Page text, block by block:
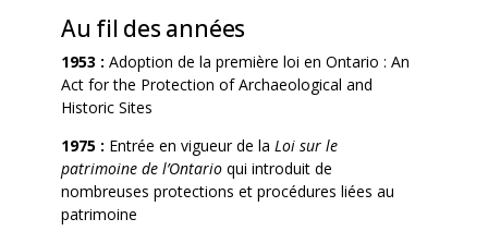
Au fil des années
1953 : Adoption de la première loi en Ontario : An
Act for the Protection of Archaeological and
Historic Sites
1975 : Entrée en vigueur de la Loi sur le
patrimoine de l’Ontarioqui introduit de
nombreuses protections et procédures liées au
patrimoine